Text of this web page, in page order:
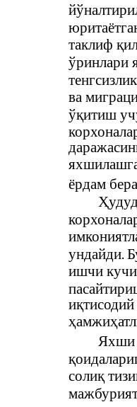
таклиф
ўринлари
ва
ўқитиш
ёрдам
ундайди.
ишчи
Яхши
солиқ